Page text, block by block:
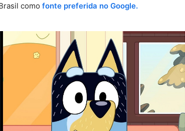
como fonte preferida no Google.